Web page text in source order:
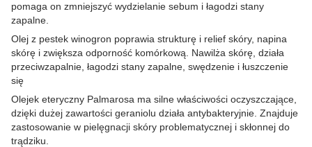
pomaga on zmniejszyć wydzielanie sebum i łagodzi stany
zapalne.
Olej z pestek winogron poprawia strukturę i relief skóry, napina
skórę i zwiększa odporność komórkową. Nawilża skórę, działa
przeciwzapalnie, łagodzi stany zapalne, swędzenie i łuszczenie
się
Olejek eteryczny Palmarosa ma silne właściwości oczyszczające,
dzięki dużej zawartości geraniolu działa antybakteryjnie. Znajduje
zastosowanie w pielęgnacji skóry problematycznej i skłonnej do
trądziku.